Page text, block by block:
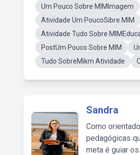
Um Pouco Sobre MIMImagem
Atividade Um PoucoSibre MIM
Atividade Tudo Sobre
PostUm Pouco Sobre MIM
Tudo SobreMikm Atividade
Sandra
Como
pedagógicas
meta é guiar